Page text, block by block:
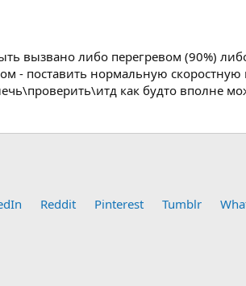
вызвано либо перегревом (90%)
- поставить нормальную
как будто вполне
Reddit Pinterest Tumblr